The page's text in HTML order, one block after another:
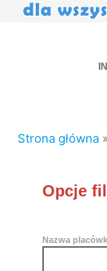
Strona główna
Opcje
Nazwa